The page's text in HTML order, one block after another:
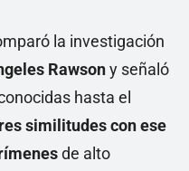
la investigación
Rawsony señaló
hasta el
similitudes con ese
de alto